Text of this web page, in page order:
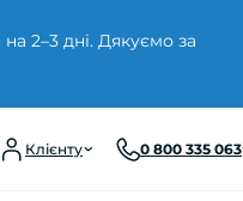
2–3 дні. Дякуємо за
Клієнту 0 800 335 063